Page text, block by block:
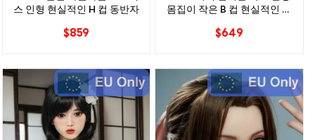
스 인형 현실적인 H 컵 동반자
$859
몸집이 작은 B 컵 현실적인 동
$649